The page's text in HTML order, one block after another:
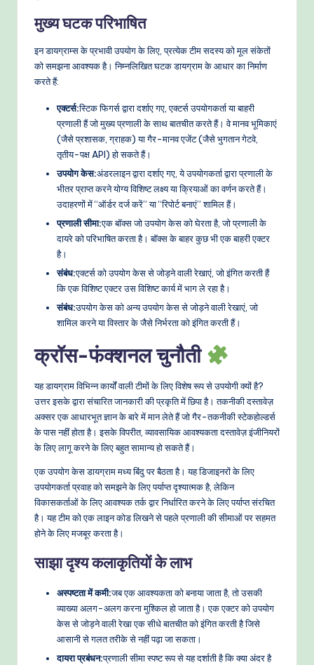
M
मुख्य घटक परिभाषित
इन डायग्राम्स के प्रभावी उपयोग के लिए, प्रत्येक टीम सदस्य को मूल संकेतों
को समझना आवश्यक है। निम्नलिखित घटक डायग्राम के आधार का निर्माण
करते हैं:
एक्टर्स:स्टिक फिगर्स द्वारा दर्शाए गए, एक्टर्स उपयोगकर्ता या बाहरी
प्रणाली हैं जो मुख्य प्रणाली के साथ बातचीत करते हैं। वे मानव भूमिकाएं
(जैसे प्रशासक, ग्राहक) या गैर-मानव एजेंट (जैसे भुगतान गेटवे,
तृतीय-पक्ष API) हो सकते हैं।
उपयोग केस:अंडरलाइन द्वारा दर्शाए गए, ये उपयोगकर्ता द्वारा प्रणाली के
भीतर प्राप्त करने योग्य विशिष्ट लक्ष्य या क्रियाओं का वर्णन करते हैं।
उदाहरणों में “ऑर्डर दर्ज करें” या “रिपोर्ट बनाएं” शामिल हैं।
प्रणाली सीमा:एक बॉक्स जो उपयोग केस को घेरता है, जो प्रणाली के
दायरे को परिभाषित करता है। बॉक्स के बाहर कुछ भी एक बाहरी एक्टर
है।
संबंध:एक्टर्स को उपयोग केस से जोड़ने वाली रेखाएं, जो इंगित करती हैं
कि एक विशिष्ट एक्टर उस विशिष्ट कार्य में भाग ले रहा है।
संबंध:उपयोग केस को अन्य उपयोग केस से जोड़ने वाली रेखाएं, जो
शामिल करने या विस्तार के जैसे निर्भरता को इंगित करती हैं।
क्रॉस-फंक्शनल चुनौती
यह डायग्राम विभिन्न कार्यों वाली टीमों के लिए विशेष रूप से उपयोगी क्यों है?
उत्तर इसके द्वारा संचारित जानकारी की प्रकृति में छिपा है। तकनीकी दस्तावेज़
अक्सर एक आधारभूत ज्ञान के बारे में मान लेते हैं जो गैर-तकनीकी स्टेकहोल्डर्स
के पास नहीं होता है। इसके विपरीत, व्यावसायिक आवश्यकता दस्तावेज़ इंजीनियरों
के लिए लागू करने के लिए बहुत सामान्य हो सकते हैं।
एक उपयोग केस डायग्राम मध्य बिंदु पर बैठता है। यह डिजाइनरों के लिए
उपयोगकर्ता प्रवाह को समझने के लिए पर्याप्त दृश्यात्मक है, लेकिन
विकासकर्ताओं के लिए आवश्यक तर्क द्वार निर्धारित करने के लिए पर्याप्त संरचित
है। यह टीम को एक लाइन कोड लिखने से पहले प्रणाली की सीमाओं पर सहमत
होने के लिए मजबूर करता है।
साझा दृश्य कलाकृतियों के लाभ
अस्पष्टता में कमी:जब एक आवश्यकता को बनाया जाता है, तो उसकी
व्याख्या अलग-अलग करना मुश्किल हो जाता है। एक एक्टर को उपयोग
केस से जोड़ने वाली रेखा एक सीधे बातचीत को इंगित करती है जिसे
आसानी से गलत तरीके से नहीं पढ़ा जा सकता।
दायरा प्रबंधन:प्रणाली सीमा स्पष्ट रूप से यह दर्शाती है कि क्या अंदर है